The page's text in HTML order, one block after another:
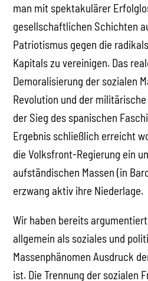
man mit spektakulärer
gesellschaftlichen Schichten
Patriotismus gegen die
Kapitals zu vereinigen. Das
Demoralisierung der sozialen
Revolution und der
der Sieg des spanischen
Ergebnis schließlich erreicht
die Volksfront-Regierung ein
aufständischen Massen (in
erzwang aktiv ihre Niederlage.
Wir haben bereits
allgemein als soziales und
Massenphänomen Ausdruck
ist. Die Trennung der sozialen